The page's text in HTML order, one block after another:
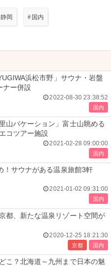
静岡 # 国内
浜松市野」サウナ・岩盤
ナー併設
2022-08-30 23:38:52
国内
山バケーション」富士山眺める
コツアー施設
2021-02-28 09:00:00
国内
！サウナがある温泉旅館3軒
2021-01-02 09:31:00
国内
都、新たな温泉リゾート空間が
2020-12-25 18:21:30
京都 国内
こ？北海道～九州まで日本の魅